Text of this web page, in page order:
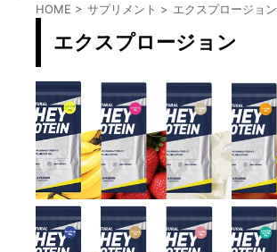
HOME > サプリメント > エクスプロージョン
エクスプロージョン